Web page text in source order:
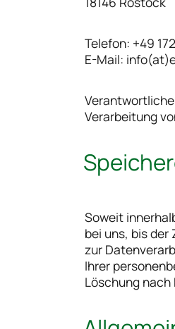
Telefon: +49
E-Mail:
Verarbeitung
Soweit
bei uns, bis
zur
Ihrer
Löschung nach